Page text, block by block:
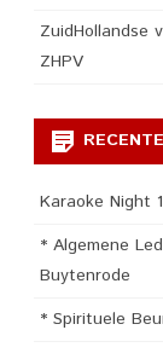
ZuidHollandse
ZHPV
Karaoke Night
* Algemene
Buytenrode
* Spirituele